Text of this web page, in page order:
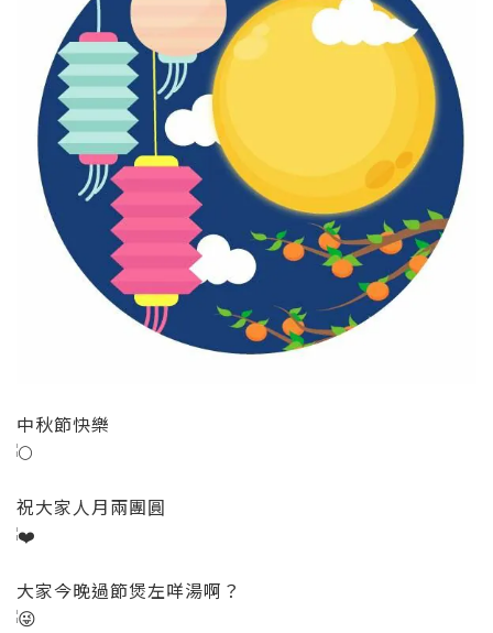
中秋節快樂
祝大家人月兩團圓
大家今晚過節煲左咩湯啊？